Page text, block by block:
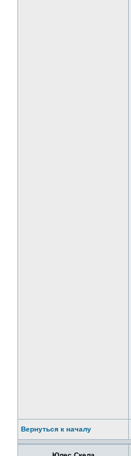
Вернуться к началу